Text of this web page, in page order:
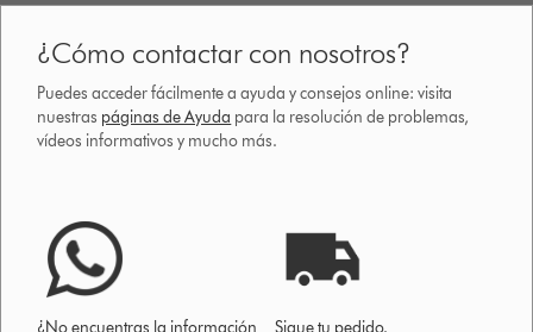
¿Cómo contactar con nosotros?
Puedes acceder fácilmente a ayuda y consejos online: visita
nuestras páginas de Ayuda para la resolución de problemas,
vídeos informativos y mucho más.
¿No encuentras la información
Sigue tu pedido.